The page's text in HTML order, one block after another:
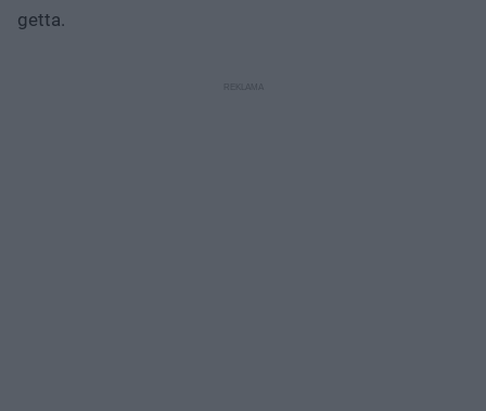
getta.